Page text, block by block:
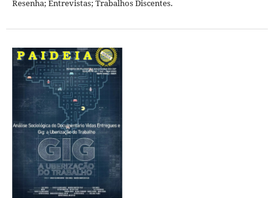
Resenha; Entrevistas; Trabalhos Discentes.